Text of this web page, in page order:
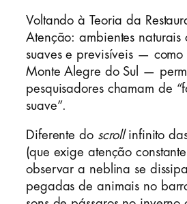
Voltando à Teoria da
Atenção: ambientes naturais
suaves e previsíveis — como
Monte Alegre do Sul —
pesquisadores chamam de
suave”.
Diferente do scrollinfinito
(que exige atenção
observar a neblina se
pegadas de animais no